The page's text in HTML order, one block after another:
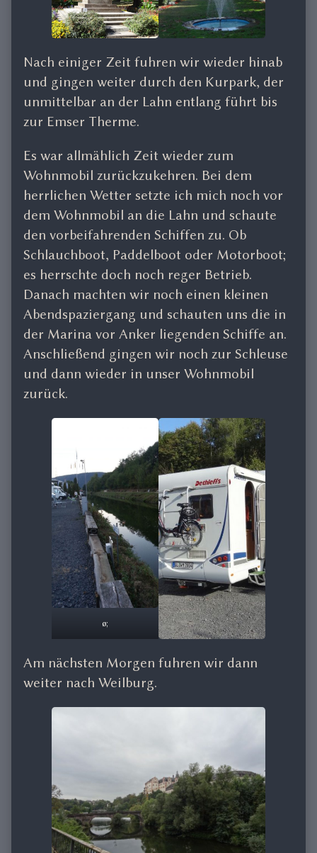
Nach einiger Zeit fuhren wir wieder hinab
und gingen weiter durch den Kurpark, der
unmittelbar an der Lahn entlang führt bis
zur Emser Therme.
Es war allmählich Zeit wieder zum
Wohnmobil zurückzukehren. Bei dem
herrlichen Wetter setzte ich mich noch vor
dem Wohnmobil an die Lahn und schaute
den vorbeifahrenden Schiffen zu. Ob
Schlauchboot, Paddelboot oder Motorboot;
es herrschte doch noch reger Betrieb.
Danach machten wir noch einen kleinen
Abendspaziergang und schauten uns die in
der Marina vor Anker liegenden Schiffe an.
Anschließend gingen wir noch zur Schleuse
und dann wieder in unser Wohnmobil
zurück.
ø;
Am nächsten Morgen fuhren wir dann
weiter nach Weilburg.